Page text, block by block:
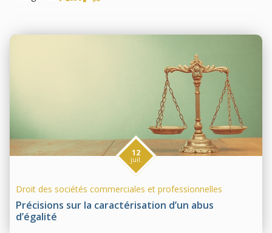
Précisions sur la caractérisation d’un abus
d’égalité
12
juil.
Droit des sociétés commerciales et professionnelles